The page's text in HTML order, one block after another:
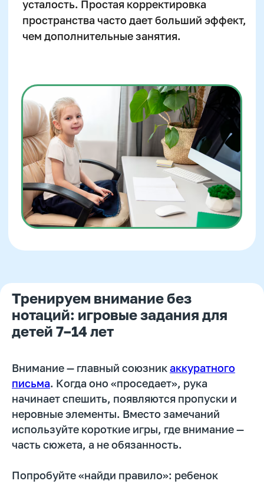
Тренируем внимание без
нотаций: игровые задания для
детей 7–14 лет
Внимание — главный союзникаккуратного
письма. Когда оно «проседает», рука
начинает спешить, появляются пропуски и
неровные элементы. Вместо замечаний
используйте короткие игры, где внимание —
часть сюжета, а не обязанность.
Попробуйте «найди правило»: ребенок
Снежана Довгошея Методист